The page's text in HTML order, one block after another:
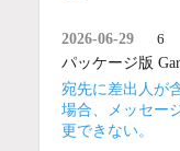
2026-06-29 6
パッケージ版
宛先に差出人が
場合、メッセー
更できない。